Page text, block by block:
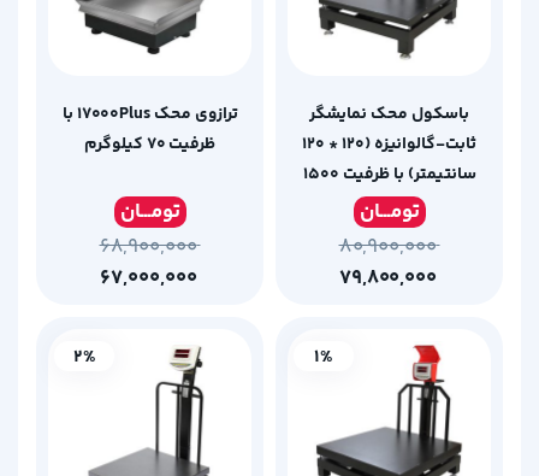
باسکول محک نمایشگر
ثابت-گالوانیزه (120 * 120
سانتیمتر) با ظرفیت 1500
کیلوگرم
تومـــان
۸۰,۹۰۰,۰۰۰
ترازوی محک 17000Plus با
ظرفیت 70 کیلوگرم
تومـــان
۶۸,۹۰۰,۰۰۰
1%
2%